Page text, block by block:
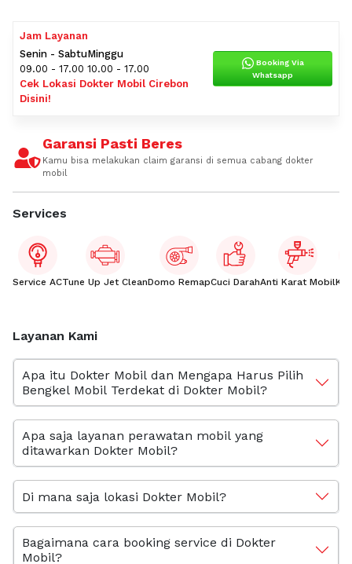
Jam Layanan
Senin - Sabtu
09.00 - 17.00
Minggu
10.00 - 17.00
Cek Lokasi Dokter Mobil Cirebon
Disini!
Booking Via
Whatsapp
Garansi Pasti Beres
Kamu bisa melakukan claim garansi di semua cabang dokter
mobil
Services
Service ACTune Up Jet CleanDomo RemapCuci DarahAnti Karat Mobil
Layanan Kami
Apa itu Dokter Mobil dan Mengapa Harus Pilih
Bengkel Mobil Terdekat di Dokter Mobil?
Apa saja layanan perawatan mobil yang
ditawarkan Dokter Mobil?
Di mana saja lokasi Dokter Mobil?
Bagaimana cara booking service di Dokter
Mobil?